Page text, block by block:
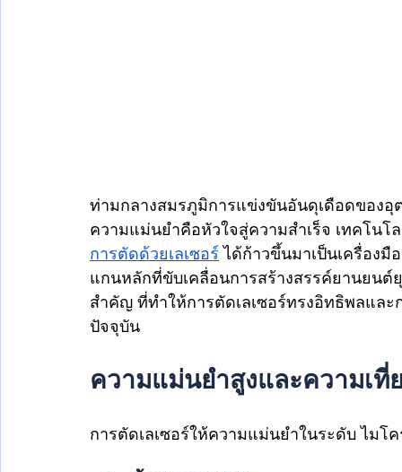
ท่ามกลางสมรภูมิการแข่งขันอันดุเดือดของ
ความแม่นยำคือหัวใจสู่ความสำเร็จ เทคโน
การตัดด้วยเลเซอร์ ได้ก้าวขึ้นมาเป็นเครื่องมื
แกนหลักที่ขับเคลื่อนการสร้างสรรค์ยานยน
สำคัญ ที่ทำให้การตัดเลเซอร์ทรงอิทธิพลแล
ปัจจุบัน
ความแม่นยำสูงและความเที่
การตัดเลเซอร์ให้ความแม่นยำในระดับ ไมโ